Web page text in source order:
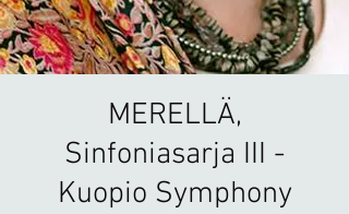
MERELLÄ,
Sinfoniasarja III -
Kuopio Symphony